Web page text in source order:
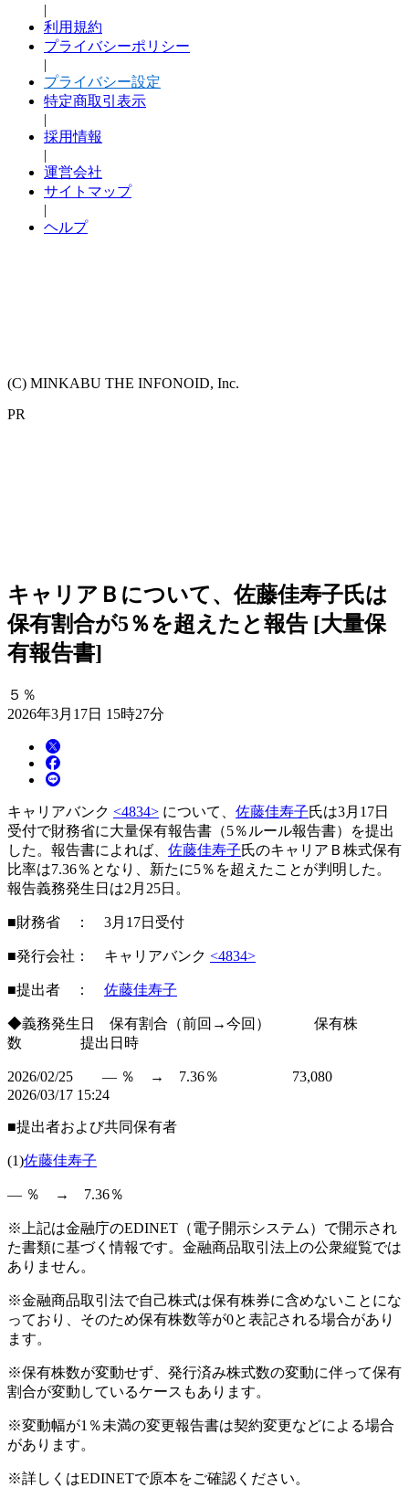
|
利用規約
プライバシーポリシー
|
プライバシー設定
特定商取引表示
|
採用情報
|
運営会社
サイトマップ
|
ヘルプ
(C) MINKABU THE INFONOID, Inc.
PR
キャリアＢについて、佐藤佳寿子氏は
保有割合が5％を超えたと報告 [大量保
有報告書]
５％
2026年3月17日 15時27分
キャリアバンク <4834> について、 佐藤佳寿子氏は3月17日
受付で財務省に大量保有報告書（5％ルール報告書）を提出
した。報告書によれば、 佐藤佳寿子氏のキャリアＢ株式保有
比率は7.36％となり、新たに5％を超えたことが判明した。
報告義務発生日は2月25日。
■財務省 ： 3月17日受付
■発行会社： キャリアバンク <4834>
■提出者 ： 佐藤佳寿子
◆義務発生日 保有割合（前回→今回） 保有株
数 提出日時
2026/02/25 ― ％ → 7.36％ 73,080
2026/03/17 15:24
■提出者および共同保有者
(1)佐藤佳寿子
― ％ → 7.36％
※上記は金融庁のEDINET（電子開示システム）で開示され
た書類に基づく情報です。金融商品取引法上の公衆縦覧では
ありません。
※金融商品取引法で自己株式は保有株券に含めないことにな
っており、そのため保有株数等が0と表記される場合があり
ます。
※保有株数が変動せず、発行済み株式数の変動に伴って保有
割合が変動しているケースもあります。
※変動幅が1％未満の変更報告書は契約変更などによる場合
があります。
※詳しくはEDINETで原本をご確認ください。